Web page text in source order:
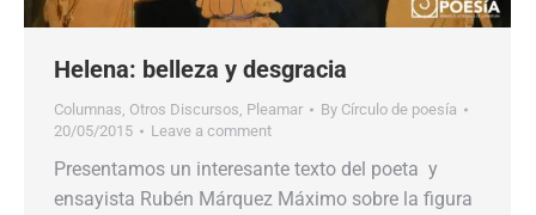
Helena: belleza y desgracia
Columnas Otros Discursos Pleamar By Círculo de poesía
20/05/2015
Leave a comment
Presentamos un interesante texto del poeta y
ensayista Rubén Márquez Máximo sobre la figura